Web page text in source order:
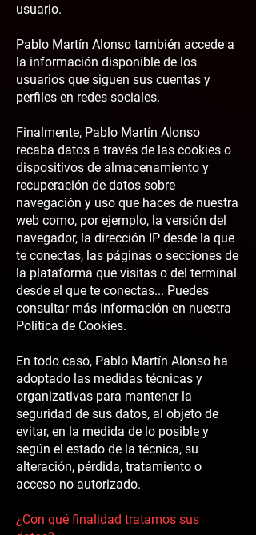
usuario.
Pablo Martín Alonso también accede a
la información disponible de los
usuarios que siguen sus cuentas y
perfiles en redes sociales.
Finalmente, Pablo Martín Alonso
recaba datos a través de las cookies o
dispositivos de almacenamiento y
recuperación de datos sobre
navegación y uso que haces de nuestra
web como, por ejemplo, la versión del
navegador, la dirección IP desde la que
te conectas, las páginas o secciones de
la plataforma que visitas o del terminal
desde el que te conectas... Puedes
consultar más información en nuestra
Política de Cookies.
En todo caso, Pablo Martín Alonso ha
adoptado las medidas técnicas y
organizativas para mantener la
seguridad de sus datos, al objeto de
evitar, en la medida de lo posible y
según el estado de la técnica, su
alteración, pérdida, tratamiento o
acceso no autorizado.
¿Con qué finalidad tratamos sus